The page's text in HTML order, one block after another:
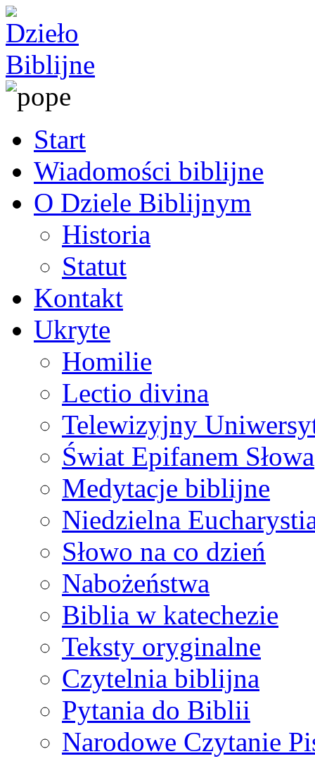
Start
Wiadomości biblijne
O Dziele Biblijnym
Historia
Statut
Kontakt
Ukryte
Homilie
Lectio divina
Telewizyjny
Świat Epifanem Słowa
Medytacje biblijne
Niedzielna
Słowo na co dzień
Nabożeństwa
Biblia w katechezie
Teksty oryginalne
Czytelnia biblijna
Pytania do Biblii
Narodowe Czytanie